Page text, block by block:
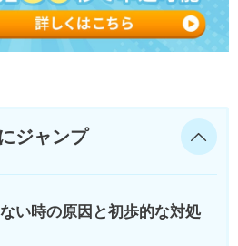
ジャンプ
い時の原因と初歩的な対処